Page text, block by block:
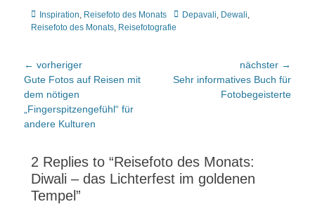
Kategorien
Inspiration, Reisefoto des Monats TagsDepavali, Dewali,
Reisefoto des Monats, Reisefotografie
Beitragsnavigation
← vorheriger
Vorheriger
Beitrag:
Gute Fotos auf Reisen mit
dem nötigen
„Fingerspitzengefühl“ für
andere Kulturen
nächster →
nächster
Sehr informatives Buch für
Fotobegeisterte
2 Replies to “Reisefoto des Monats:
Diwali – das Lichterfest im goldenen
Tempel”